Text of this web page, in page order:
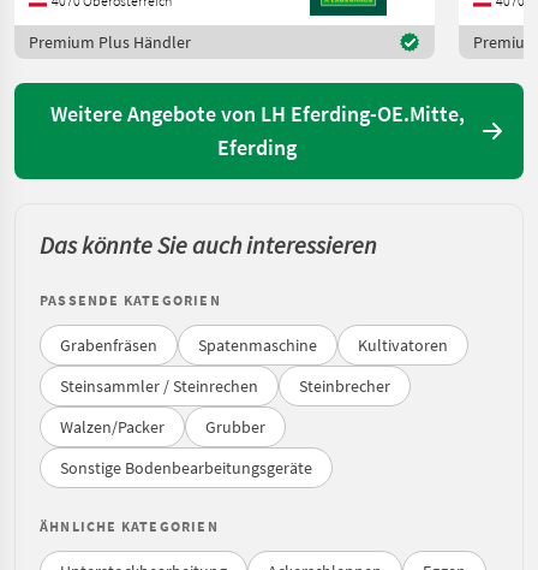
Premium Plus Händler
Weitere Angebote von LH Eferding-OE.Mitte,
Eferding
Das könnte Sie auch interessieren
PASSENDE KATEGORIEN
Grabenfräsen Spatenmaschine
Kultivatoren
Steinsammler / Steinrechen
Steinbrecher
Walzen/Packer
Grubber
Sonstige Bodenbearbeitungsgeräte
ÄHNLICHE KATEGORIEN